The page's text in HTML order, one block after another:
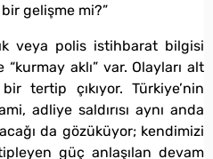
gelişme mi?”
veya polis istihbarat bilgisi
aklı” var. Olayları alt
tertip çıkıyor. Türkiye’nin
adliye saldırısı aynı anda
da gözüküyor; kendimizi
güç anlaşılan devam